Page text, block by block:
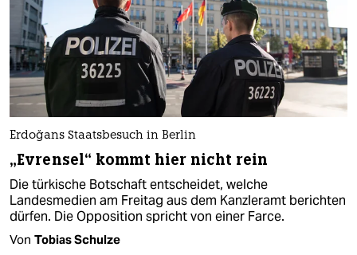
Erdoğans Staatsbesuch in Berlin
„Evrensel“ kommt hier nicht rein
Die türkische Botschaft entscheidet, welche
Landesmedien am Freitag aus dem Kanzleramt berichten
dürfen. Die Opposition spricht von einer Farce.
Von Tobias Schulze